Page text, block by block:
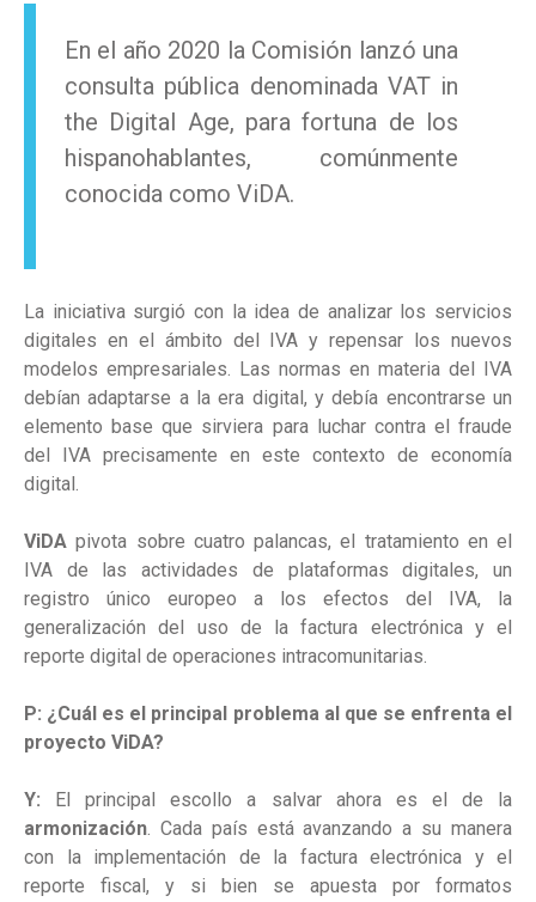
En el año 2020 la Comisión lanzó una
consulta pública denominada VAT in
the Digital Age, para fortuna de los
hispanohablantes, comúnmente
conocida como ViDA.
La iniciativa surgió con la idea de analizar los servicios
digitales en el ámbito del IVA y repensar los nuevos
modelos empresariales. Las normas en materia del IVA
debían adaptarse a la era digital, y debía encontrarse un
elemento base que sirviera para luchar contra el fraude
del IVA precisamente en este contexto de economía
digital.
ViDA pivota sobre cuatro palancas, el tratamiento en el
IVA de las actividades de plataformas digitales, un
registro único europeo a los efectos del IVA, la
generalización del uso de la factura electrónica y el
reporte digital de operaciones intracomunitarias.
P: ¿Cuál es el principal problema al que se enfrenta el
proyecto ViDA?
Y: El principal escollo a salvar ahora es el de la
armonización. Cada país está avanzando a su manera
con la implementación de la factura electrónica y el
reporte fiscal, y si bien se apuesta por formatos